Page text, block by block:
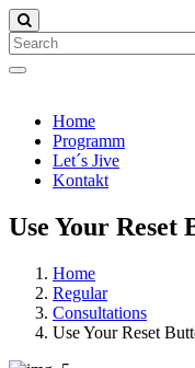
Search
Home
Programm
Let´s Jive
Kontakt
Use Your Reset
Home
Regular
Consultations
Use Your Reset